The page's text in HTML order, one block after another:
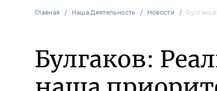
Главная Наша Деятельность Новости
Булгаков: